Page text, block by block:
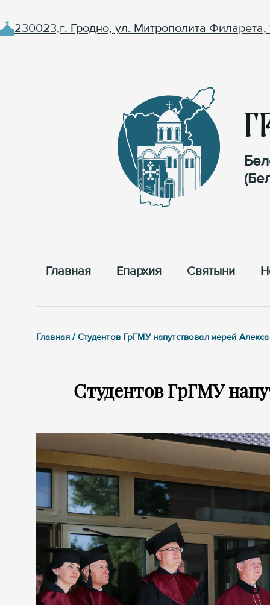
230023,г. Гродно, ул. Митрополита Филарета,
Главная Епархия Cвятыни
Главная / Студентов ГрГМУ напутствовал иерей
Студентов ГрГМУ